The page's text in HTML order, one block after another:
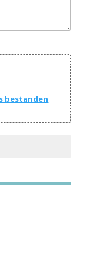
bestanden